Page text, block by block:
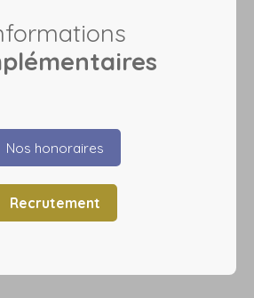
Nos honoraires
Recrutement